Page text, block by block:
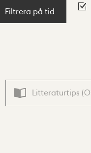
Filtrera på tid
Litteraturtips (0